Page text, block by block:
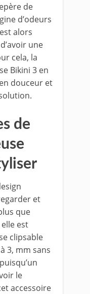
de
d’odeurs
alors
une
cela, la
Bikini 3 en
douceur et
de
et
que
est
clipsable
3, mm sans
le
accessoire